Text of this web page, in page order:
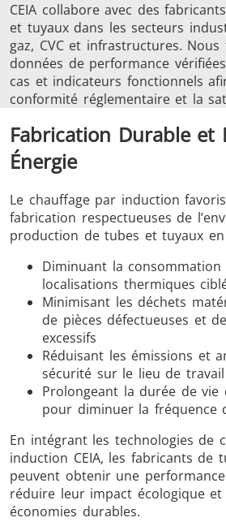
CEIA collabore avec des
et tuyaux dans les secteurs
gaz, CVC et infrastructures.
données de performance
cas et indicateurs fonctionnels
conformité réglementaire et la
Fabrication Durable et
Énergie
Le chauffage par induction
fabrication respectueuses de
production de tubes et tuyaux
Diminuant la
localisations thermiques
Minimisant les déchets
de pièces défectueuses et
excessifs
Réduisant les émissions et
sécurité sur le lieu de travail
Prolongeant la durée de vie
pour diminuer la fréquence
En intégrant les technologies de
induction CEIA, les fabricants de
peuvent obtenir une
réduire leur impact écologique et
économies durables.